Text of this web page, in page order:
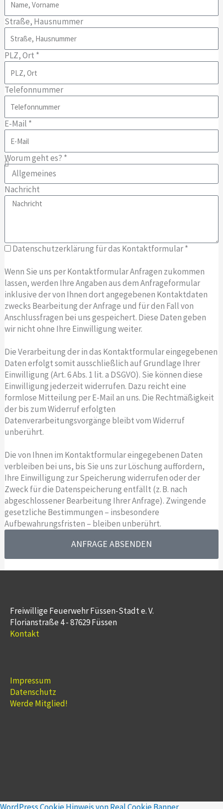
Straße, Hausnummer
PLZ, Ort *
Telefonnummer
E-Mail *
Worum geht es? *
Nachricht
Datenschutzerklärung für das Kontaktformular *
Wenn Sie uns per Kontaktformular Anfragen zukommen
lassen, werden Ihre Angaben aus dem Anfrageformular
inklusive der von Ihnen dort angegebenen Kontaktdaten
zwecks Bearbeitung der Anfrage und für den Fall von
Anschlussfragen bei uns gespeichert. Diese Daten geben
wir nicht ohne Ihre Einwilligung weiter.
Die Verarbeitung der in das Kontaktformular eingegebenen
Daten erfolgt somit ausschließlich auf Grundlage Ihrer
Einwilligung (Art. 6 Abs. 1 lit. a DSGVO). Sie können diese
Einwilligung jederzeit widerrufen. Dazu reicht eine
formlose Mitteilung per E-Mail an uns. Die Rechtmäßigkeit
der bis zum Widerruf erfolgten
Datenverarbeitungsvorgänge bleibt vom Widerruf
unberührt.
Die von Ihnen im Kontaktformular eingegebenen Daten
verbleiben bei uns, bis Sie uns zur Löschung auffordern,
Ihre Einwilligung zur Speicherung widerrufen oder der
Zweck für die Datenspeicherung entfällt (z. B. nach
abgeschlossener Bearbeitung Ihrer Anfrage). Zwingende
gesetzliche Bestimmungen – insbesondere
Aufbewahrungsfristen – bleiben unberührt.
ANFRAGE ABSENDEN
Freiwillige Feuerwehr Füssen-Stadt e. V.
Florianstraße 4 - 87629 Füssen
Kontakt
Impressum
Datenschutz
Werde Mitglied!